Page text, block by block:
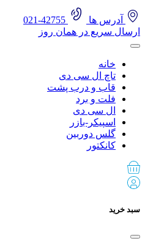
آدرس ها
ارسال سریع در همان روز
خانه
تاچ ال سی دی
قاب و درب پشت
فلت و برد
ال سی دی
اسپیکر-بازر
گلس دوربین
کانکتور
سبد خرید